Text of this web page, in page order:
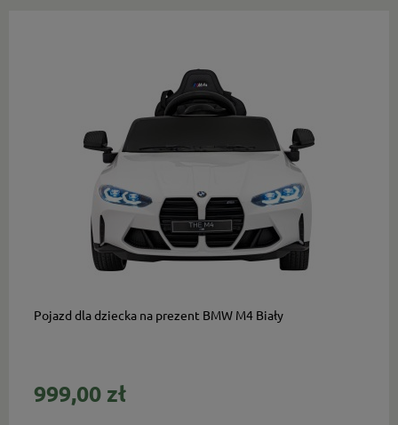
Pojazd dla dziecka na prezent BMW M4 Biały
999,00 zł
do koszyka